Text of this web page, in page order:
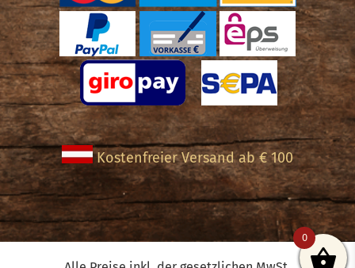
Kostenfreier Versand ab € 100
0